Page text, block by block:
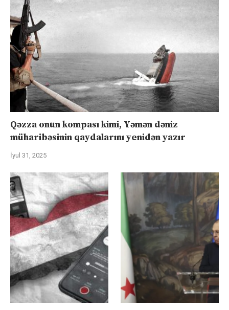
Qəzza onun kompası kimi, Yəmən dəniz
müharibəsinin qaydalarını yenidən yazır
İyul 31, 2025